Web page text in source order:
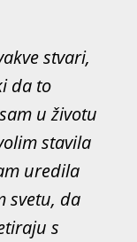
stvari,
da to
u životu
stavila
uredila
svetu, da
s